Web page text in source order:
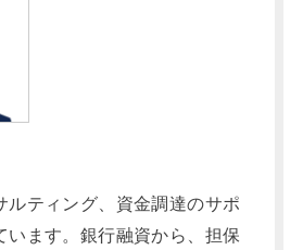
ルティング、資金調達のサポ
います。銀行融資から、担保